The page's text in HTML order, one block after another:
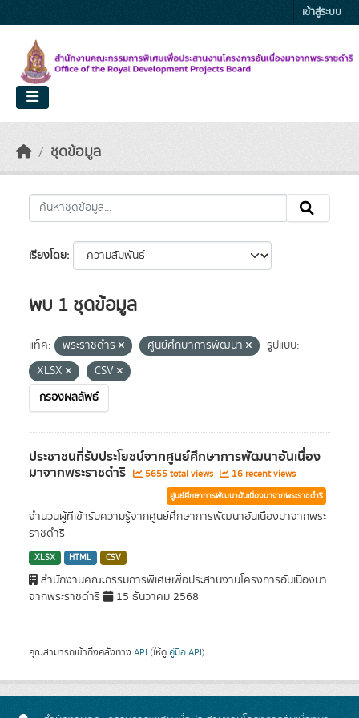
เข้าสู่ระบบ
ชุดข้อมูล
เรียงโดย
พบ 1 ชุดข้อมูล
แท็ค: พระราชดำริ ศูนย์ศึกษาการพัฒนา
รูปแบบ:
XLSX
CSV
กรองผลลัพธ์
ประชาชนที่รับประโยชน์จากศูนย์ศึกษาการพัฒนาอันเนื่อง
มาจากพระราชดำริ 5655 total views 16 recent views
ศูนย์ศึกษาการพัฒนาอันเนื่องมาจากพระราชดำริ
จำนวนผู้ที่เข้ารับความรู้จากศูนย์ศึกษาการพัฒนาอันเนื่องมาจากพระ
ราชดำริ
XLSX HTML CSV
สำนักงานคณะกรรมการพิเศษเพื่อประสานงานโครงการอันเนื่องมา
จากพระราชดำริ
15 ธันวาคม 2568
คุณสามารถเข้าถึงคลังทาง API (ให้ดู คู่มือ API).